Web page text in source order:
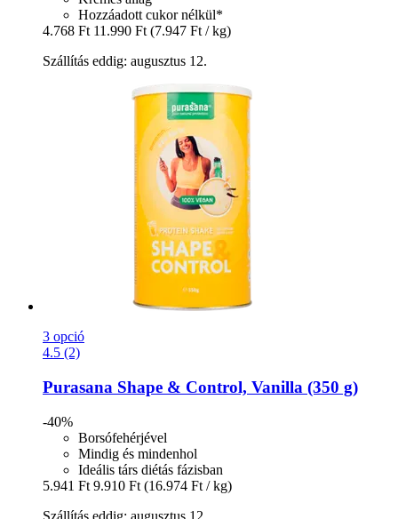
Hozzáadott cukor nélkül*
4.768 Ft 11.990 Ft (7.947 Ft / kg)
Szállítás eddig: augusztus 12.
3 opció
4.5 (2)
Purasana Shape & Control, Vanilla (350 g)
-40%
Borsófehérjével
Mindig és mindenhol
Ideális társ diétás fázisban
5.941 Ft 9.910 Ft (16.974 Ft / kg)
Szállítás eddig: augusztus 12.